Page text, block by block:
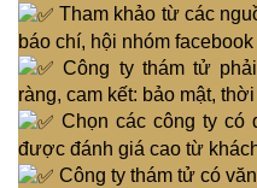
Tham khảo từ các
báo chí, hội nhóm facebook
Công ty thám tử
ràng, cam kết: bảo mật,
Chọn các công ty có
được đánh giá cao từ
Công ty thám tử có